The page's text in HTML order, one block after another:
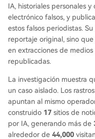
IA, historiales personales
electrónico falsos, y
estos falsos periodistas.
reportaje original, sino
en extracciones de
republicadas.
La investigación muestra
un caso aislado. Los
apuntan al mismo
construido 17 sitios de
por IA, generando más de
alrededor de 44,000